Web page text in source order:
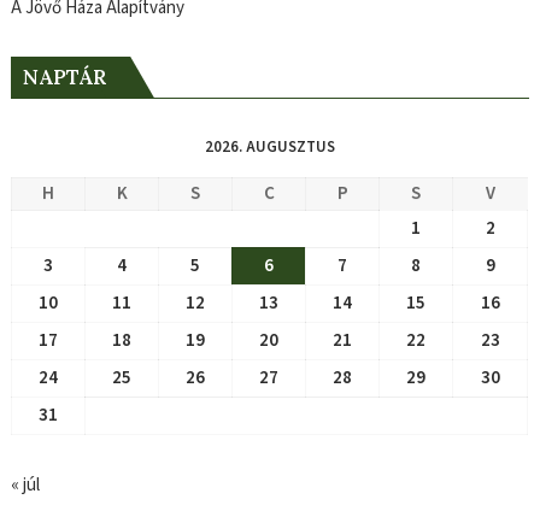
A Jövő Háza Alapítvány
NAPTÁR
2026. AUGUSZTUS
H K S C P S
V
1
2
3
4 5 6 7 8
9
10
11 12 13 14 15
16
17
18 19 20 21 22
23
24
25 26 27 28 29
30
31
« júl